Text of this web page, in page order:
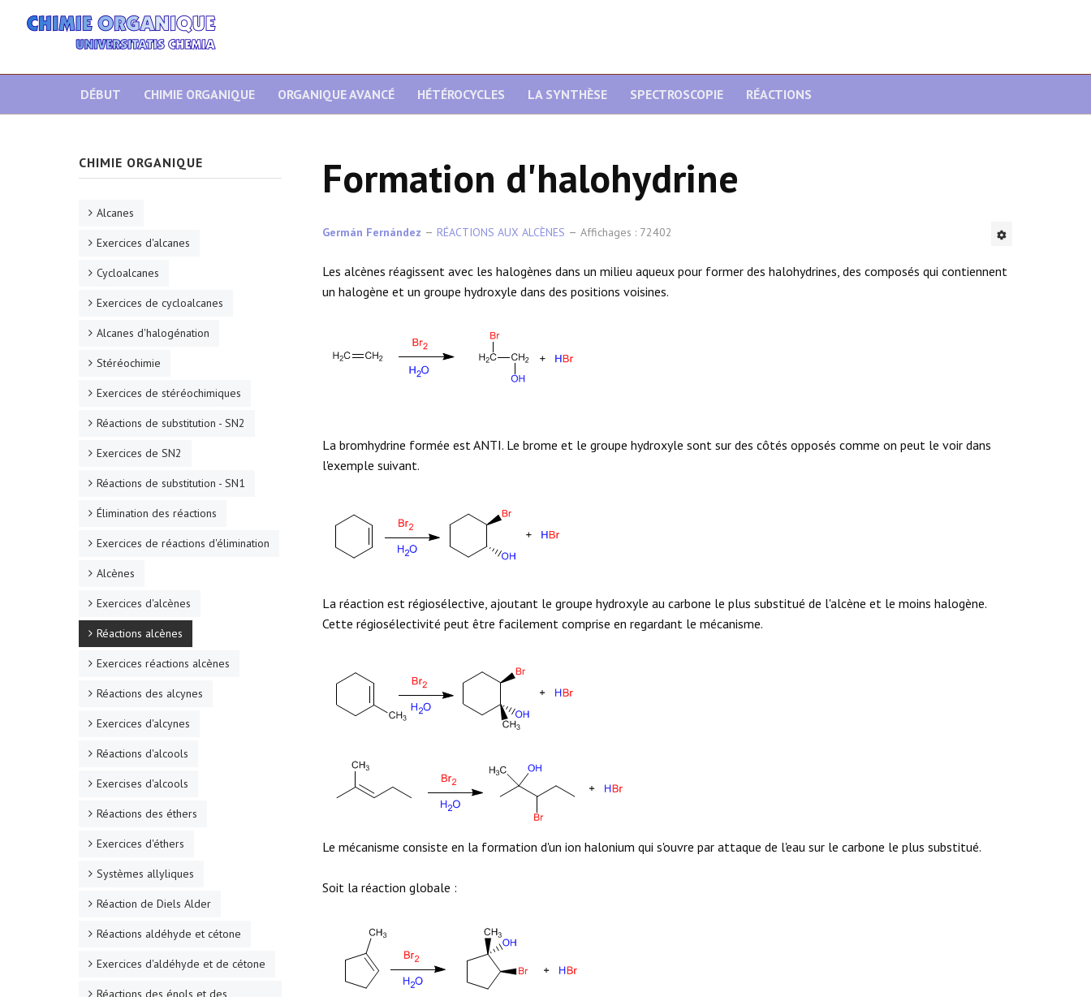
DÉBUT CHIMIE ORGANIQUE ORGANIQUE AVANCÉ HÉTÉROCYCLES LA SYNTHÈSE SPECTROSCOPIE RÉACTIONS
Formation d'halohydrine
Germán Fernández RÉACTIONS AUX ALCÈNES Affichages : 72402
Les alcènes réagissent avec les halogènes dans un milieu aqueux pour former des halohydrines, des composés qui contiennent
un halogène et un groupe hydroxyle dans des positions voisines.
La bromhydrine formée est ANTI. Le brome et le groupe hydroxyle sont sur des côtés opposés comme on peut le voir dans
l'exemple suivant.
La réaction est régiosélective, ajoutant le groupe hydroxyle au carbone le plus substitué de l'alcène et le moins halogène.
Cette régiosélectivité peut être facilement comprise en regardant le mécanisme.
Le mécanisme consiste en la formation d'un ion halonium qui s'ouvre par attaque de l'eau sur le carbone le plus substitué.
Soit la réaction globale :
CHIMIE ORGANIQUE
Alcanes
Exercices d'alcanes
Cycloalcanes
Exercices de cycloalcanes
Alcanes d'halogénation
Stéréochimie
Exercices de stéréochimiques
Réactions de substitution - SN2
Exercices de SN2
Réactions de substitution - SN1
Élimination des réactions
Exercices de réactions d'élimination
Alcènes
Exercices d'alcènes
Réactions alcènes
Exercices réactions alcènes
Réactions des alcynes
Exercices d'alcynes
Réactions d'alcools
Exercises d'alcools
Réactions des éthers
Exercices d'éthers
Systèmes allyliques
Réaction de Diels Alder
Réactions aldéhyde et cétone
Exercices d'aldéhyde et de cétone
Réactions des énols et des